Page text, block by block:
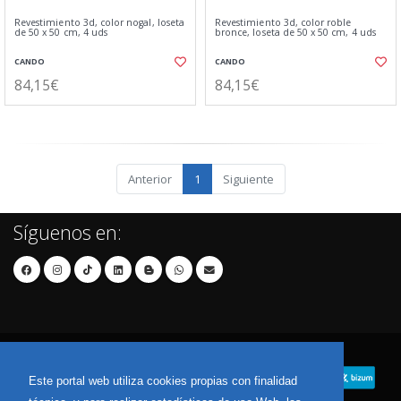
Este portal web utiliza cookies propias con finalidad
Revestimiento 3d, color nogal, loseta
de 50 x 50 cm, 4 uds
CANDO
84,15€
Revestimiento 3d, color roble
bronce, loseta de 50 x 50 cm, 4 uds
CANDO
84,15€
Anterior 1 Siguiente
Síguenos en: